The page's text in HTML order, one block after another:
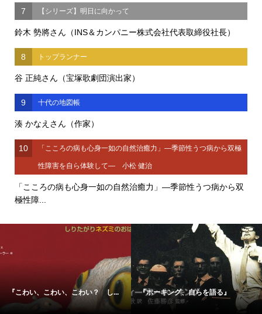
7 【シリーズ】明日に向かって
鈴木 勢將さん（INS＆カンパニー株式会社代表取締役社長）
8 トップランナー
谷 正純さん（宝塚歌劇団演出家）
9 十代の地図帳
湊 かなえさん（作家）
10 「こころの病も心身一如の自然治癒力」―季節性うつ病から双極
性障害を自ら体験して― 小松 健治
「こころの病も心身一如の自然治癒力」―季節性うつ病から双
極性障...
『こわい、こわい、こわい？ し... 『ホーキング、自らを語る』